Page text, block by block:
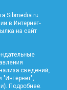
Sibmedia.ru
в Интернет-
на сайт
сведений,
Подробнее